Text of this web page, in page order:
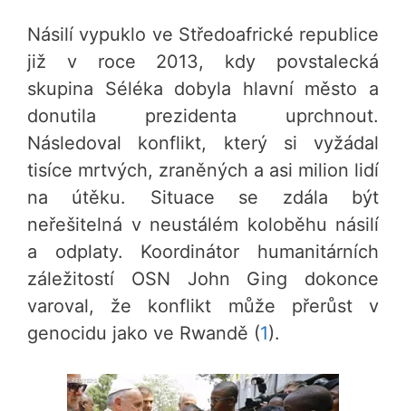
Násilí vypuklo ve Středoafrické republice
již v roce 2013, kdy povstalecká
skupina Séléka dobyla hlavní město a
donutila prezidenta uprchnout.
Následoval konflikt, který si vyžádal
tisíce mrtvých, zraněných a asi milion lidí
na útěku. Situace se zdála být
neřešitelná v neustálém koloběhu násilí
a odplaty. Koordinátor humanitárních
záležitostí OSN John Ging dokonce
varoval, že konflikt může přerůst v
genocidu jako ve Rwandě (1).